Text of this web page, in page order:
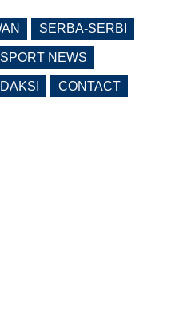
SERBA-SERBI
SPORT NEWS
CONTACT